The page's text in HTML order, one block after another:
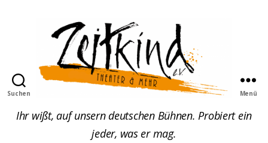
Suchen Menü
Ihr wißt, auf unsern deutschen Bühnen. Probiert ein
jeder, was er mag.